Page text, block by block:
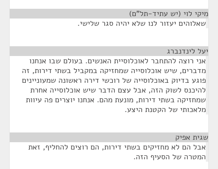
מיקי לוי (יש עתיד-תל"ם)
שאלוהים יעזור לנו שלא יהיה סגר שלישי.
יעל לינדנברג
אני רוצה להתחבר לאוכלוסיית האנשים. בעולם שבו אנחנו
מדברים, שיש אוכלוסייה שמחזיקה במקביל בשתי דירות, זה
פוגע בדיוק באוכלוסייה של רוכשי דירה ראשונה שמעוניינים
להיכנס לשוק הזה, אבל עצם הדבר שיש אוכלוסייה אחרת
שמחזיקה בשתי דירות, מונעת מהם. אנחנו יוצרים פה עיוות
מלאכותי של הקטנת היצע.
שגית אפיק
אבל הם לא מחזיקים בשתי דירות, הם רוצים להחליף, זאת
המטרה של הסעיף הזה.